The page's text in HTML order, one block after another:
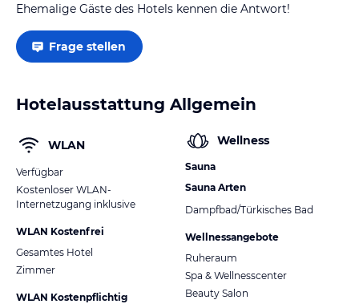
Ehemalige Gäste des Hotels kennen die Antwort!
Frage stellen
Hotelausstattung Allgemein
WLAN
Verfügbar
Kostenloser WLAN-
Internetzugang inklusive
WLAN Kostenfrei
Gesamtes Hotel
Zimmer
WLAN Kostenpflichtig
Wellness
Sauna
Sauna Arten
Dampfbad/Türkisches Bad
Wellnessangebote
Ruheraum
Spa & Wellnesscenter
Beauty Salon